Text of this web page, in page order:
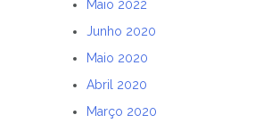
Maio 2022
Junho 2020
Maio 2020
Abril 2020
Março 2020